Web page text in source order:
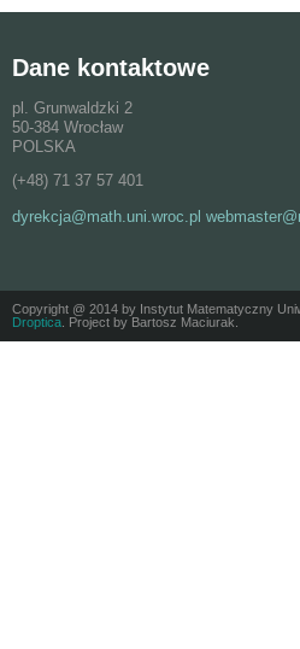
Dane kontaktowe
pl. Grunwaldzki 2
50-384 Wrocław
POLSKA
(+48) 71 37 57 401
dyrekcja@math.uni.wroc.pl
Copyright @ 2014 by Instytut Matematyczny
Droptica . Project by Bartosz Maciurak.